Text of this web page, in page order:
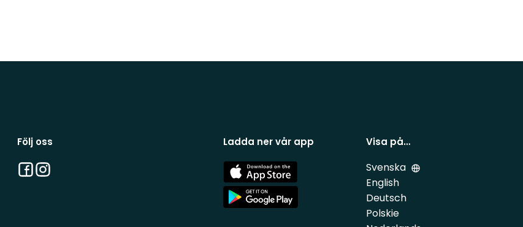
Följ oss
Facebook
Instagram
Ladda ner vår app
App
Store
App
Store
Visa på…
Svenska
English
Deutsch
Polskie